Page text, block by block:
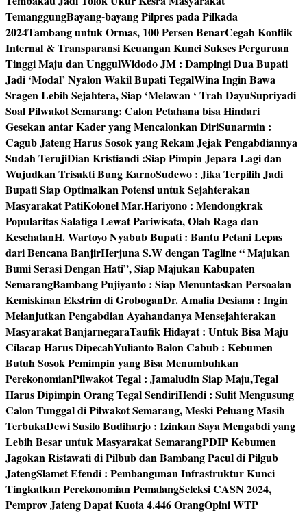
TemanggungBayang-bayang Pilpres pada Pilkada
2024Tambang untuk Ormas, 100 Persen BenarCegah Konflik
Internal & Transparansi Keuangan Kunci Sukses Perguruan
Tinggi Maju dan UnggulWidodo JM : Dampingi Dua Bupati
Jadi ‘Modal’ Nyalon Wakil Bupati TegalWina Ingin Bawa
Sragen Lebih Sejahtera, Siap ‘Melawan ‘ Trah DayuSupriyadi
Soal Pilwakot Semarang: Calon Petahana bisa Hindari
Gesekan antar Kader yang Mencalonkan DiriSunarmin :
Cagub Jateng Harus Sosok yang Rekam Jejak Pengabdiannya
Sudah TerujiDian Kristiandi :Siap Pimpin Jepara Lagi dan
Wujudkan Trisakti Bung KarnoSudewo : Jika Terpilih Jadi
Bupati Siap Optimalkan Potensi untuk Sejahterakan
Masyarakat PatiKolonel Mar.Hariyono : Mendongkrak
Popularitas Salatiga Lewat Pariwisata, Olah Raga dan
KesehatanH. Wartoyo Nyabub Bupati : Bantu Petani Lepas
dari Bencana BanjirHerjuna S.W dengan Tagline “ Majukan
Bumi Serasi Dengan Hati”, Siap Majukan Kabupaten
SemarangBambang Pujiyanto : Siap Menuntaskan Persoalan
Kemiskinan Ekstrim di GroboganDr. Amalia Desiana : Ingin
Melanjutkan Pengabdian Ayahandanya Mensejahterakan
Masyarakat BanjarnegaraTaufik Hidayat : Untuk Bisa Maju
Cilacap Harus DipecahYulianto Balon Cabub : Kebumen
Butuh Sosok Pemimpin yang Bisa Menumbuhkan
PerekonomianPilwakot Tegal : Jamaludin Siap Maju,Tegal
Harus Dipimpin Orang Tegal SendiriHendi : Sulit Mengusung
Calon Tunggal di Pilwakot Semarang, Meski Peluang Masih
TerbukaDewi Susilo Budiharjo : Izinkan Saya Mengabdi yang
Lebih Besar untuk Masyarakat SemarangPDIP Kebumen
Jagokan Ristawati di Pilbub dan Bambang Pacul di Pilgub
JatengSlamet Efendi : Pembangunan Infrastruktur Kunci
Tingkatkan Perekonomian PemalangSeleksi CASN 2024,
Pemprov Jateng Dapat Kuota 4.446 OrangOpini WTP